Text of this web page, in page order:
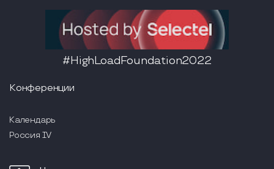
Конференции
Календарь
Россия IV
#HighLoadFoundation2022